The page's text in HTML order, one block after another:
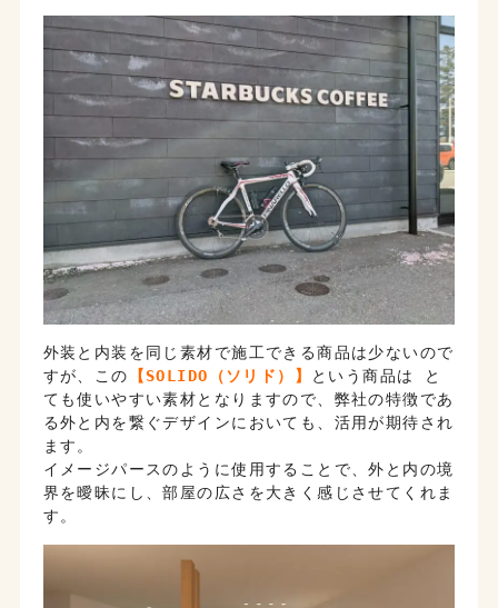
外装と内装を同じ素材で施工できる商品は少ないので
すが、この
【SOLIDO（ソリド）】
という商品は と
ても使いやすい素材となりますので、弊社の特徴であ
る外と内を繋ぐデザインにおいても、活用が期待され
ます。
イメージパースのように使用することで、外と内の境
界を曖昧にし、部屋の広さを大きく感じさせてくれま
す。